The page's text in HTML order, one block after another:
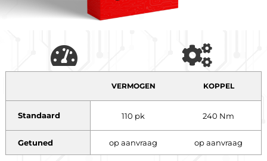
VERMOGEN KOPPEL
Standaard 110 pk 240 Nm
Getuned op aanvraag op aanvraag